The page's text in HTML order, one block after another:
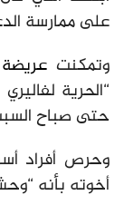
على ممارسة
وتمكنتعريضة
حتى صباح
وحرص أفراد
أخوته بأنه